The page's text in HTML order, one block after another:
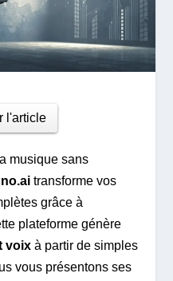
l'article
musique sans
transforme vos
grâce à
plateforme génère
voix à partir de simples
vous présentons ses